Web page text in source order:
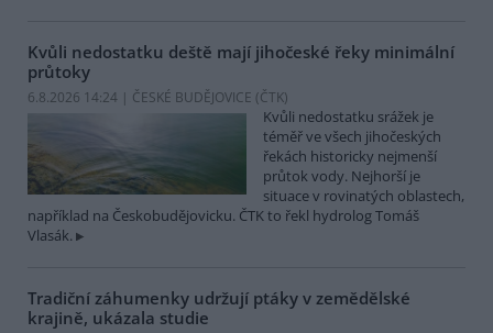
Kvůli nedostatku deště mají jihočeské řeky minimální
průtoky
6.8.2026 14:24 | ČESKÉ BUDĚJOVICE (ČTK)
Kvůli nedostatku srážek je
téměř ve všech jihočeských
řekách historicky nejmenší
průtok vody. Nejhorší je
situace v rovinatých oblastech,
například na Českobudějovicku. ČTK to řekl hydrolog Tomáš
Vlasák.
Tradiční záhumenky udržují ptáky v zemědělské
krajině, ukázala studie